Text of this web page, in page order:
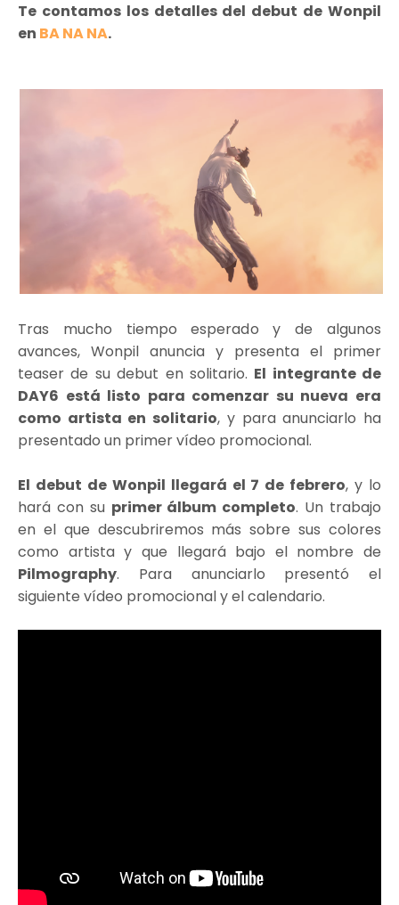
Te contamos los detalles del debut de Wonpil
en BA NA NA.
Tras mucho tiempo esperado y de algunos
avances, Wonpil anuncia y presenta el primer
teaser de su debut en solitario. El integrante de
DAY6 está listo para comenzar su nueva era
como artista en solitario, y para anunciarlo ha
presentado un primer vídeo promocional.
El debut de Wonpil llegará el 7 de febrero, y lo
hará con su primer álbum completo. Un trabajo
en el que descubriremos más sobre sus colores
como artista y que llegará bajo el nombre de
Pilmography. Para anunciarlo presentó el
siguiente vídeo promocional y el calendario.